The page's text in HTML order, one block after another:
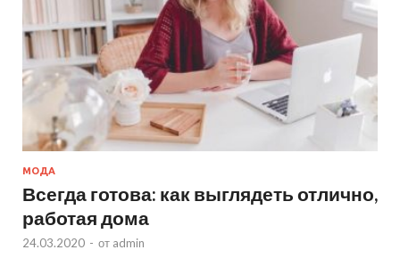
МОДА
Всегда готова: как выглядеть отлично,
работая дома
24.03.2020 - от admin